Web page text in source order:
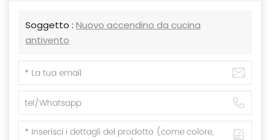
Soggetto : Nuovo accendino da cucina
antivento